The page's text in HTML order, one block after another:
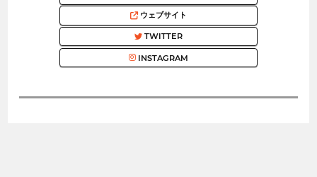
ウェブサイト
TWITTER
INSTAGRAM